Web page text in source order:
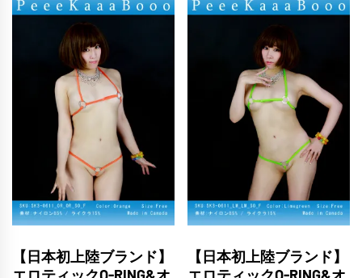
【日本初上陸ブランド】
【日本初上陸ブランド】